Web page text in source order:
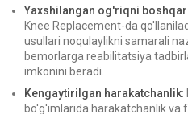
Yaxshilangan og'riqni
Knee Replacement-da
usullari noqulaylikni samarali
bemorlarga reabilitatsiya
imkonini beradi.
Kengaytirilgan harakatchanlik:
bo'g'imlarida harakatchanlik va